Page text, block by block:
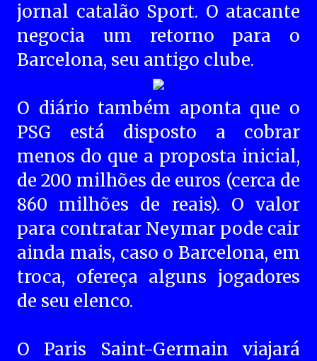
jornal catalão Sport. O atacante
negocia um retorno para o
Barcelona, seu antigo clube.
O diário também aponta que o
PSG está disposto a cobrar
menos do que a proposta inicial,
de 200 milhões de euros (cerca de
860 milhões de reais). O valor
para contratar Neymar pode cair
ainda mais, caso o Barcelona, em
troca, ofereça alguns jogadores
de seu elenco.
O Paris Saint-Germain viajará